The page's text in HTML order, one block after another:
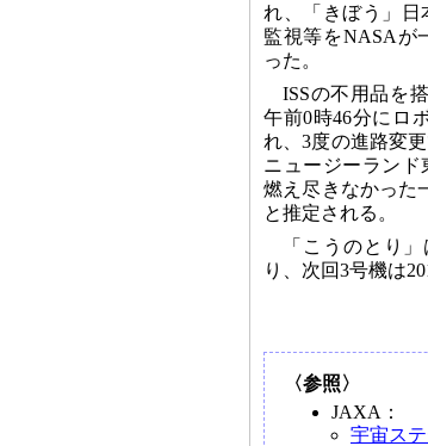
れ、「きぼう」日
監視等をNASAが
った。
ISSの不用品を
午前0時46分にロ
れ、3度の進路変
ニュージーランド
燃え尽きなかった
と推定される。
「こうのとり
り、次回3号機は
〈参照〉
JAXA：
宇宙ス